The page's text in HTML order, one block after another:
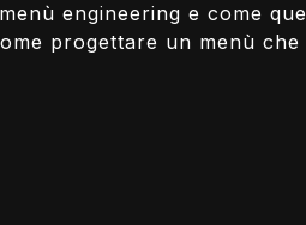
engineering e come
progettare un menù che